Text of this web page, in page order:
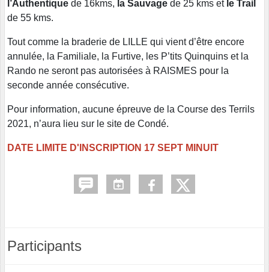
l’Authentique de 16kms, la Sauvage de 25 kms et le Trail
de 55 kms.
Tout comme la braderie de LILLE qui vient d’être encore
annulée, la Familiale, la Furtive, les P’tits Quinquins et la
Rando ne seront pas autorisées à RAISMES pour la
seconde année consécutive.
Pour information, aucune épreuve de la Course des Terrils
2021, n’aura lieu sur le site de Condé.
DATE LIMITE D'INSCRIPTION 17 SEPT MINUIT
Participants